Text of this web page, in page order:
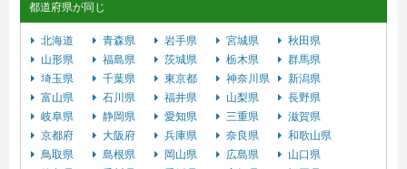
都道府県が同じ
北海道 青森県 岩手県 宮城県
秋田県
山形県
福島県 茨城県 栃木県
群馬県
埼玉県
千葉県 東京都 神奈川県
新潟県
富山県
石川県 福井県 山梨県
長野県
岐阜県
静岡県 愛知県 三重県
滋賀県
京都府
大阪府 兵庫県 奈良県
和歌山県
鳥取県
島根県 岡山県 広島県
山口県